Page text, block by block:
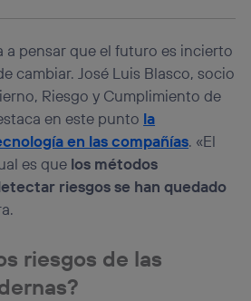
a pensar que el futuro es incierto
cambiar. José Luis Blasco, socio
Riesgo y Cumplimiento de
en este punto la
en las compañías. «El
es que los métodos
riesgos se han quedado
riesgos de las
de banda ancha(p. ej., Wi-Fi),
de los miembros del hogar
consentimiento.
, el marketing será más
se basará únicamente en la
del móvil.
consentimientos Utiq seleccionando
parte inferior de esta página web o
privacidad de Utiq
más información, consulta